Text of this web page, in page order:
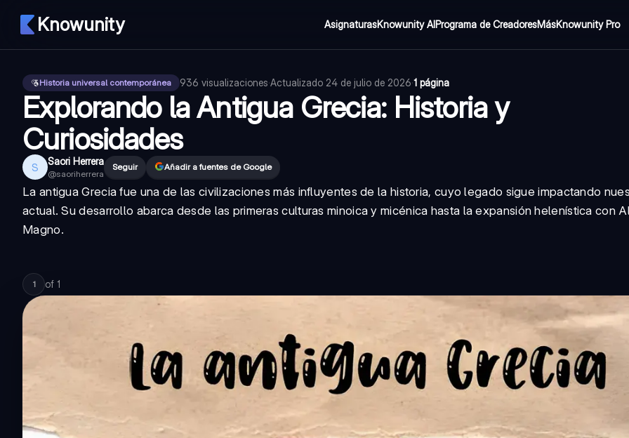
Knowunity AsignaturasKnowunity AIPrograma de CreadoresMásKnowunity Pro
Historia universal contemporánea 936 visualizaciones·Actualizado 24 de julio de 2026·1 página
Explorando la Antigua Grecia: Historia y
Curiosidades
S Saori Herrera
@saoriherrera
Seguir Añadir a fuentes de Google
La antigua Grecia fue una de las civilizaciones más influyentes de la historia, cuyo legado sigue impactando
actual. Su desarrollo abarca desde las primeras culturas minoica y micénica hasta la expansión helenística con
Magno.
1 of 1